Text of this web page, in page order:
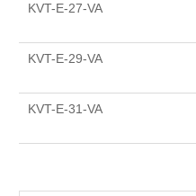
KVT-E-27-VA
KVT-E-29-VA
KVT-E-31-VA